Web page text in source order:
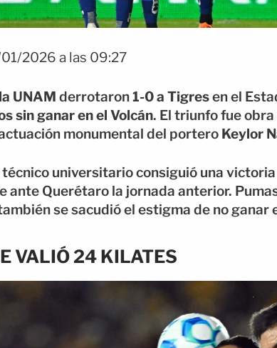
2026 a las 09:27
UNAM derrotaron1-0 a Tigresen el
sin ganar en el Volcán. El triunfo fue
monumental del portero Keylor
universitario consiguió una
ante Querétaro la jornada anterior.
se sacudió el estigma de no ganar
VALIÓ 24 KILATES